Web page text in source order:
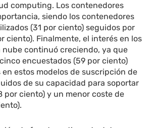
computing. Los contenedores
siendo los contenedores
(31 por ciento) seguidos por
ciento). Finalmente, el interés en los
nube continuó creciendo, ya que
encuestados (59 por ciento)
estos modelos de suscripción de
de su capacidad para soportar
por ciento) y un menor coste de